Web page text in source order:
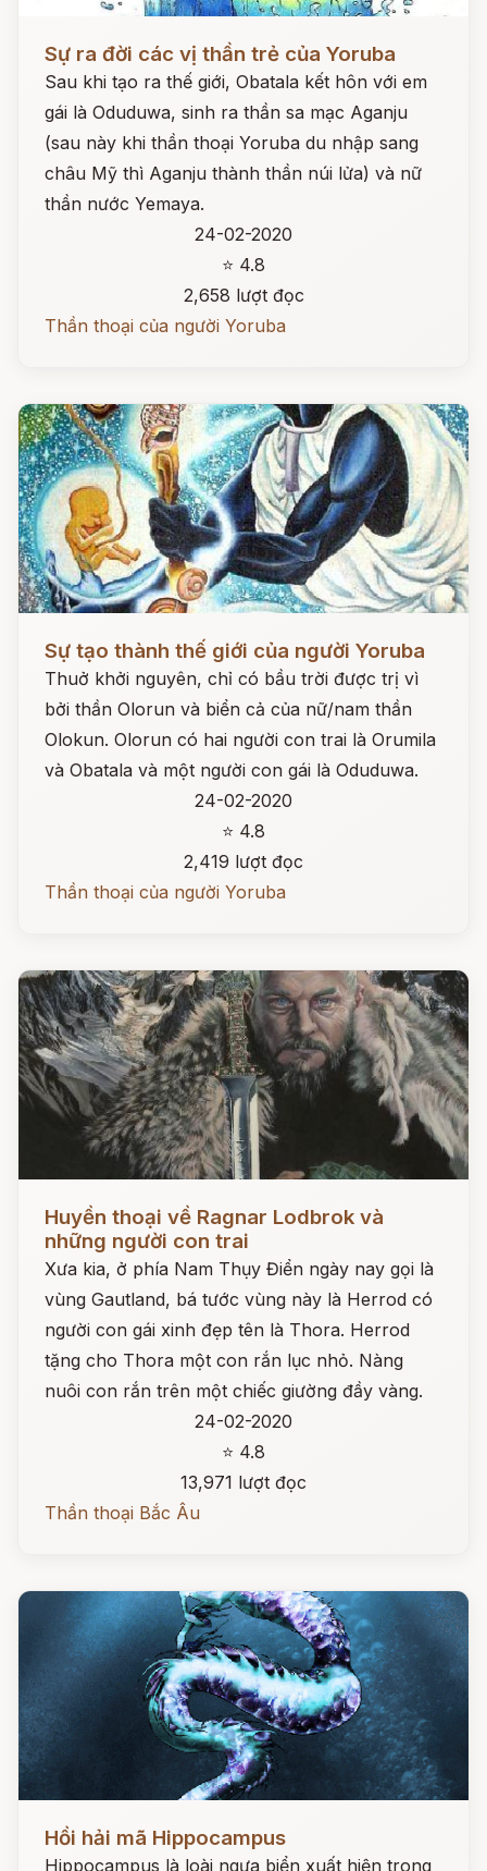
Sự ra đời các vị thần trẻ của Yoruba
Sau khi tạo ra thế giới, Obatala kết hôn với em
gái là Oduduwa, sinh ra thần sa mạc Aganju
(sau này khi thần thoại Yoruba du nhập sang
châu Mỹ thì Aganju thành thần núi lửa) và nữ
thần nước Yemaya.
24-02-2020
⭐ 4.8
2,658 lượt đọc
Thần thoại của người Yoruba
Sự tạo thành thế giới của người Yoruba
Thuở khởi nguyên, chỉ có bầu trời được trị vì
bởi thần Olorun và biển cả của nữ/nam thần
Olokun. Olorun có hai người con trai là Orumila
và Obatala và một người con gái là Oduduwa.
24-02-2020
⭐ 4.8
2,419 lượt đọc
Thần thoại của người Yoruba
Đọc ngay
Huyền thoại về Ragnar Lodbrok và
những người con trai
Xưa kia, ở phía Nam Thụy Điển ngày nay gọi là
vùng Gautland, bá tước vùng này là Herrod có
người con gái xinh đẹp tên là Thora. Herrod
tặng cho Thora một con rắn lục nhỏ. Nàng
nuôi con rắn trên một chiếc giường đầy vàng.
24-02-2020
⭐ 4.8
13,971 lượt đọc
Thần thoại Bắc Âu
Đọc ngay
Hồi hải mã Hippocampus
Hippocampus là loài ngựa biển xuất hiện trong